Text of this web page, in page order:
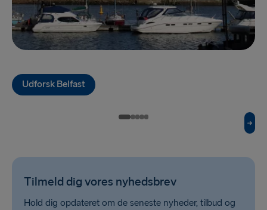
Ventspils → Nynäshamn
Travemünde → Liepāja
TIL RESTEN AF ​​EUROPA
Hook of Holland → Harwich
Udforsk Belfast
Tilmeld dig vores nyhedsbrev
Hold dig opdateret om de seneste nyheder, tilbud og